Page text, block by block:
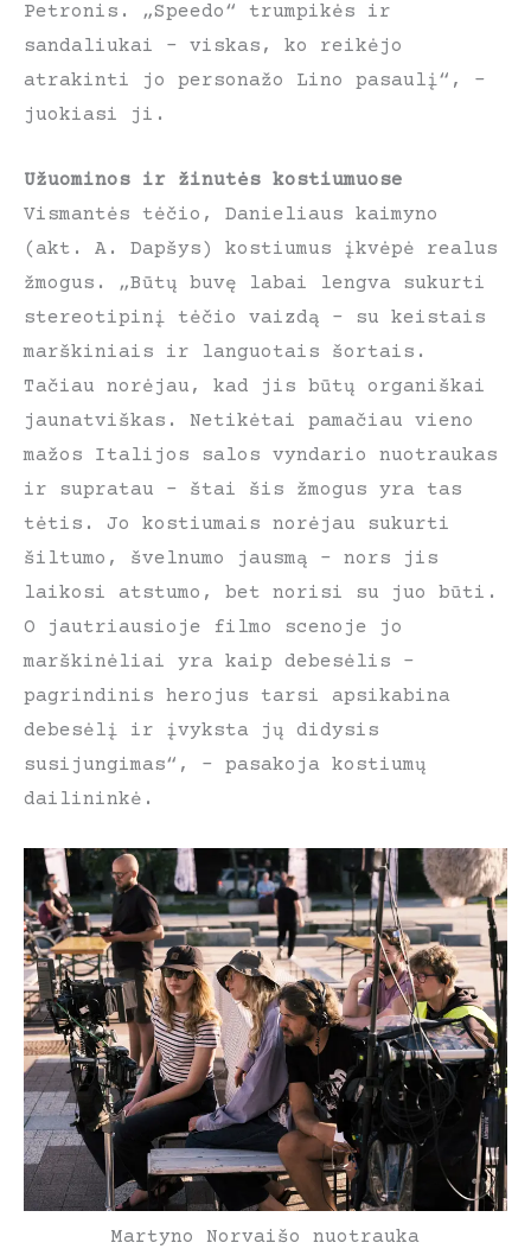
Petronis. „Speedo“ trumpikės ir
sandaliukai – viskas, ko reikėjo
atrakinti jo personažo Lino pasaulį“, –
juokiasi ji.
Užuominos ir žinutės kostiumuose
Vismantės tėčio, Danieliaus kaimyno
(akt. A. Dapšys) kostiumus įkvėpė realus
žmogus. „Būtų buvę labai lengva sukurti
stereotipinį tėčio vaizdą – su keistais
marškiniais ir languotais šortais.
Tačiau norėjau, kad jis būtų organiškai
jaunatviškas. Netikėtai pamačiau vieno
mažos Italijos salos vyndario nuotraukas
ir supratau – štai šis žmogus yra tas
tėtis. Jo kostiumais norėjau sukurti
šiltumo, švelnumo jausmą – nors jis
laikosi atstumo, bet norisi su juo būti.
O jautriausioje filmo scenoje jo
marškinėliai yra kaip debesėlis –
pagrindinis herojus tarsi apsikabina
debesėlį ir įvyksta jų didysis
susijungimas“, – pasakoja kostiumų
dailininkė.
Martyno Norvaišo nuotrauka